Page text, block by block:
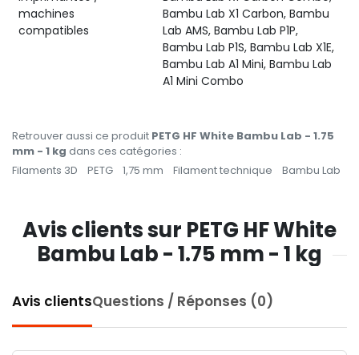
machines
compatibles
Bambu Lab X1 Carbon, Bambu
Lab AMS, Bambu Lab P1P,
Bambu Lab P1S, Bambu Lab X1E,
Bambu Lab A1 Mini, Bambu Lab
A1 Mini Combo
Retrouver aussi ce produit PETG HF White Bambu Lab - 1.75
mm - 1 kg dans ces catégories :
Filaments 3D
PETG 1,75 mm Filament technique Bambu Lab
Avis clients sur PETG HF White
Bambu Lab - 1.75 mm - 1 kg
Avis clientsQuestions / Réponses (0)